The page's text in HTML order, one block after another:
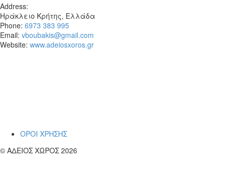
Address:
Ηράκλειο Κρήτης, Ελλάδα
Phone: 6973 383 995
Email: vboubakis@gmail.com
Website: www.adeiosxoros.gr
ΟΡΟΙ ΧΡΗΣΗΣ
© ΑΔΕΙΟΣ ΧΩΡΟΣ 2026